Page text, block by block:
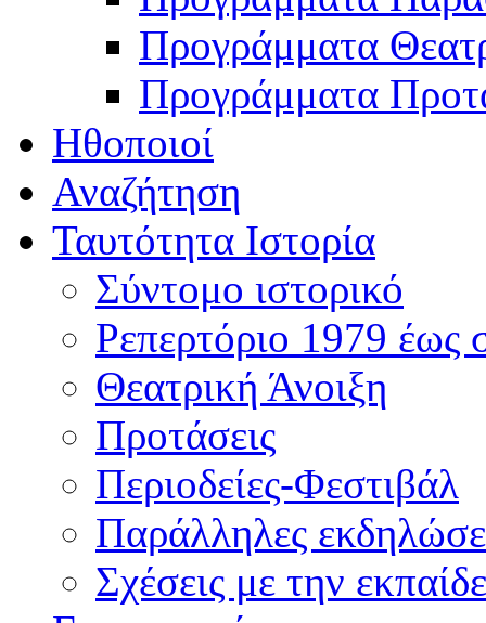
Προγράμματα
Προγράμματα
Ηθοποιοί
Αναζήτηση
Ταυτότητα Ιστορία
Σύντομο ιστορικό
Ρεπερτόριο 1979 έως
Θεατρική Άνοιξη
Προτάσεις
Περιοδείες-Φεστιβάλ
Παράλληλες
Σχέσεις με την